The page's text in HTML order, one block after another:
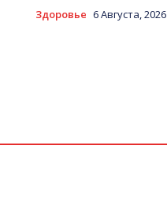
Здоровье 6 Августа, 2026